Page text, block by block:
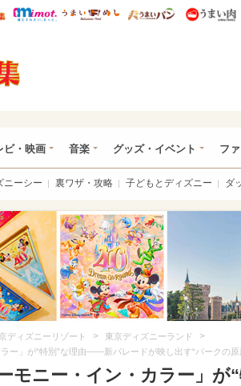
ウレぴあ総研 ディズニー特集
mimot. うまいめし うまいパン
ビ・映画 音楽 グッズ・イベント フ
ニーシー 裏ワザ・攻略 子どもとディズニー ダ
ディズニーリゾート > 東京ディズニーランド >
ー」が“特別”な理由――新パレードが映し出す“パークの原
モニー・イン・カラー」が